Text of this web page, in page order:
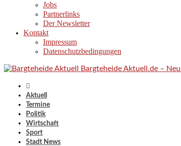
Jobs
Partnerlinks
Der Newsletter
Kontakt
Impressum
Datenschutzbedingungen
Bargteheide Aktuell.de –
Aktuell
Termine
Politik
Wirtschaft
Sport
Stadt News